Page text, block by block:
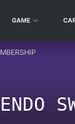
GAME